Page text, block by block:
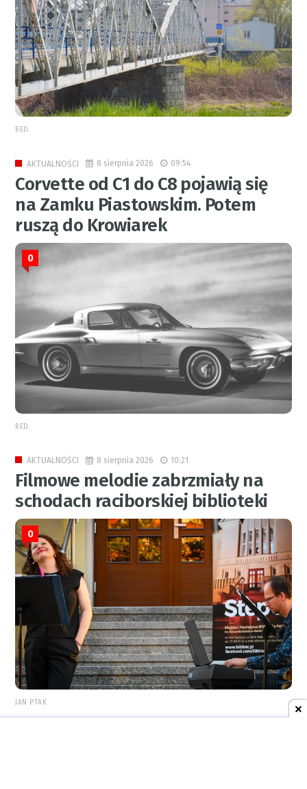
RED.
AKTUALNOŚCI 8 sierpnia 2026 09:54
Corvette od C1 do C8 pojawią się
na Zamku Piastowskim. Potem
ruszą do Krowiarek
0
RED.
AKTUALNOŚCI 8 sierpnia 2026 10:21
Filmowe melodie zabrzmiały na
schodach raciborskiej biblioteki
0
JAN PTAK